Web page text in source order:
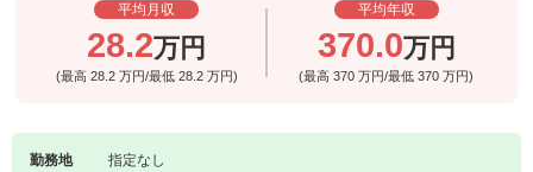
平均月収
28.2万円
(最高 28.2 万円/最低 28.2 万円)
平均年収
370.0万円
(最高370万円/最低370万円)
勤務地
指定なし